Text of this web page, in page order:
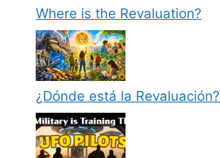
Where is the Revaluation?
¿Dónde está la Revaluación?